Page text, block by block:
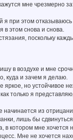
мне чрезмерно
при этом отказываюсь
в этом снова и снова.
поскольку
в воздухе и мне
куда и зачем я делаю.
но устойчивое
только я
из
лишь бы сдвинуться
в котором мне хочется
Мне не хочется